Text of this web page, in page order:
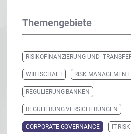
Themengebiete
RISIKOFINANZIERUNG UND -
WIRTSCHAFT RISK MANAGEMENT
REGULIERUNG BANKEN
REGULIERUNG VERSICHERUNGEN
CORPORATE GOVERNANCE IT-